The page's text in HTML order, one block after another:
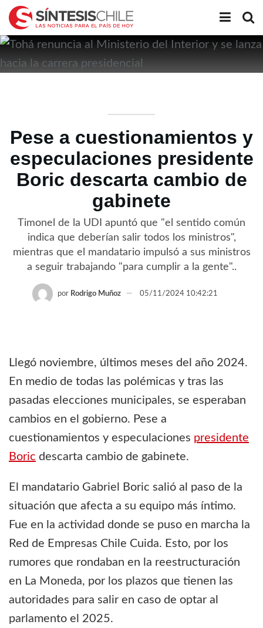
Pese a cuestionamientos y
especulaciones presidente
Boric descarta cambio de
gabinete
Timonel de la UDI apuntó que "el sentido común
indica que deberían salir todos los ministros",
mientras que el mandatario impulsó a sus ministros
a seguir trabajando "para cumplir a la gente"..
por Rodrigo Muñoz 05/11/2024 10:42:21
Llegó noviembre, últimos meses del año 2024.
En medio de todas las polémicas y tras las
pasadas elecciones municipales, se esperaban
cambios en el gobierno. Pese a
cuestionamientos y especulaciones presidente
Boric descarta cambio de gabinete.
El mandatario Gabriel Boric salió al paso de la
situación que afecta a su equipo más íntimo.
Fue en la actividad donde se puso en marcha la
Red de Empresas Chile Cuida. Esto, por los
rumores que rondaban en la reestructuración
en La Moneda, por los plazos que tienen las
autoridades para salir en caso de optar al
parlamento el 2025.